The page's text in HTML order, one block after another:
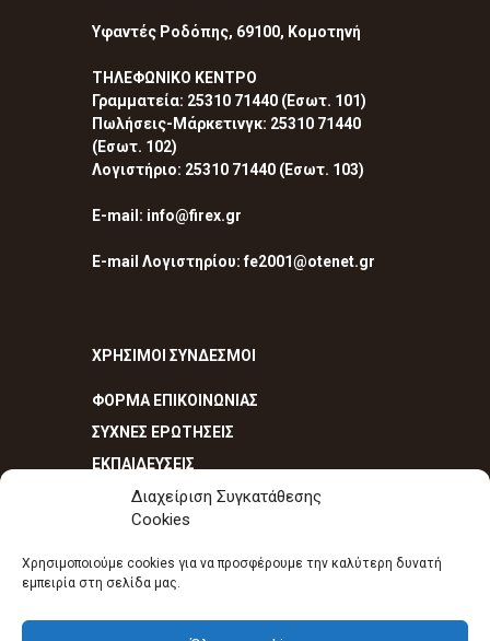
Διαχείριση Συγκατάθεσης
Cookies
Χρησιμοποιούμε cookies για να προσφέρουμε την καλύτερη δυνατή
εμπειρία στη σελίδα μας.
Υφαντές Ροδόπης, 69100, Κομοτηνή
ΤΗΛΕΦΩΝΙΚΟ ΚΕΝΤΡΟ
Γραμματεία: 25310 71440 (Εσωτ. 101)
Πωλήσεις-Μάρκετινγκ: 25310 71440
(Εσωτ. 102)
Λογιστήριο: 25310 71440 (Εσωτ. 103)
E-mail: info@firex.gr
E-mail Λογιστηρίου: fe2001@otenet.gr
ΧΡΗΣΙΜΟΙ ΣΥΝΔΕΣΜΟΙ
ΦΟΡΜΑ ΕΠΙΚΟΙΝΩΝΙΑΣ
ΣΥΧΝΕΣ ΕΡΩΤΗΣΕΙΣ
ΕΚΠΑΙΔΕΥΣΕΙΣ
Πυροσβεστικά είδη - Πυροσβεστήρες